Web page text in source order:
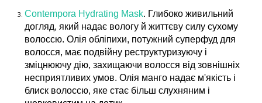
Contempora Hydrating Mask. Глибоко живильний
догляд, який надає вологу й життєву силу сухому
волоссю. Олія обліпихи, потужний суперфуд для
волосся, має подвійну реструктуризуючу і
зміцнюючу дію, захищаючи волосся від зовнішніх
несприятливих умов. Олія манго надає м'якість і
блиск волоссю, яке стає більш слухняним і